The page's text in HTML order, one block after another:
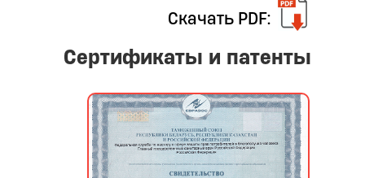
Скачать PDF:
Сертификаты и патенты